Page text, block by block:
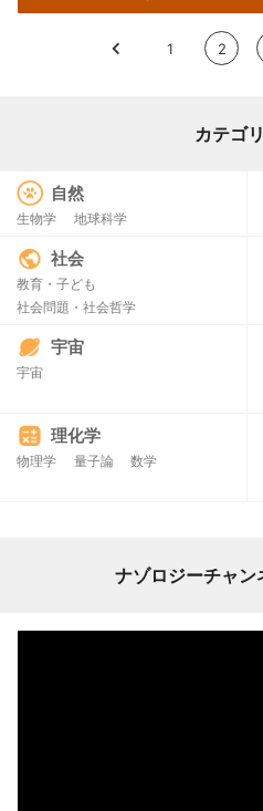
< 1 2
カテゴ
自然
生物学 地球科学
社会
教育・子ども
社会問題・社会哲学
宇宙
宇宙
理化学
物理学 量子論 数学
ナゾロジーチャン